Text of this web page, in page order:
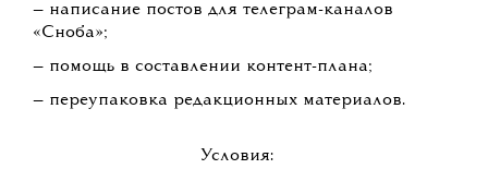
— написание постов для телеграм-каналов
«Сноба»;
— помощь в составлении контент-плана;
— переупаковка редакционных материалов.
Условия: